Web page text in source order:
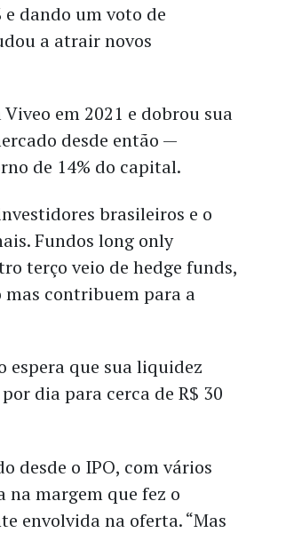
dando um voto de
a atrair novos
em 2021 e dobrou sua
desde então —
de 14% do capital.
brasileiros e o
Fundos long only
terço veio de hedge funds,
contribuem para a
espera que sua liquidez
dia para cerca de R$ 30
desde o IPO, com vários
na margem que fez o
envolvida na oferta. “Mas